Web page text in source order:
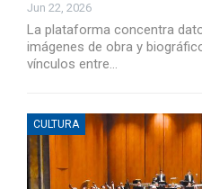
Jun 22, 2026
La plataforma concentra
imágenes de obra y
vínculos entre…
CULTURA